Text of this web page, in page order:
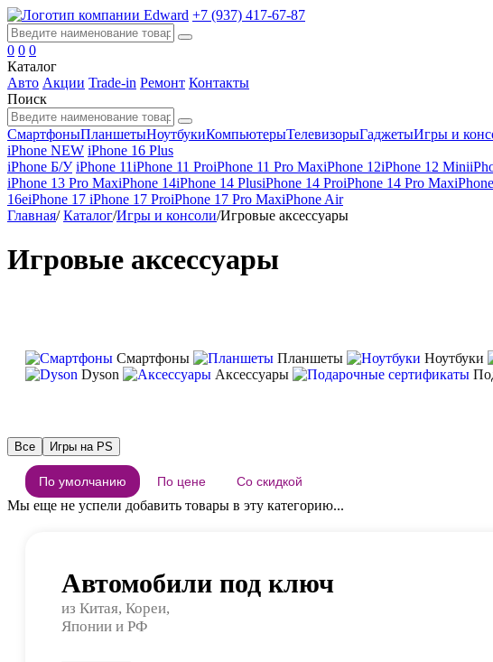
+7 (937) 417-67-87
0 0 0
Каталог
Авто Акции Trade-in Ремонт Контакты
Поиск
СмартфоныПланшетыНоутбукиКомпьютерыТелевизорыГаджетыИгры и
iPhone NEW iPhone 16 Plus
iPhone Б/У iPhone 11iPhone 11 ProiPhone 11 Pro MaxiPhone 12iPhone 12 Mini
iPhone 13 Pro MaxiPhone 14iPhone 14 PlusiPhone 14 ProiPhone 14 Pro Max
16eiPhone 17 iPhone 17 ProiPhone 17 Pro MaxiPhone Air
Главная/ Каталог/Игры и консоли/Игровые аксессуары
Игровые аксессуары
Смартфоны Планшеты Ноутбуки
Dyson
Аксессуары
Все Игры на PS
По умолчанию По цене Со скидкой
Мы еще не успели добавить товары в эту категорию...
Автомобили под ключ
из Китая, Кореи,
Японии и РФ